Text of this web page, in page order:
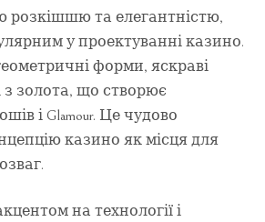
розкішшю та елегантністю,
у проектуванні казино.
форми, яскраві
з золота, що створює
і Glamour. Це чудово
казино як місця для
на технології і